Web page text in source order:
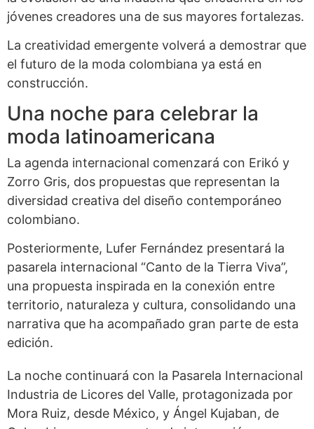
jóvenes creadores una de sus mayores fortalezas.
La creatividad emergente volverá a demostrar que
el futuro de la moda colombiana ya está en
construcción.
Una noche para celebrar la
moda latinoamericana
La agenda internacional comenzará con Erikó y
Zorro Gris, dos propuestas que representan la
diversidad creativa del diseño contemporáneo
colombiano.
Posteriormente, Lufer Fernández presentará la
pasarela internacional “Canto de la Tierra Viva”,
una propuesta inspirada en la conexión entre
territorio, naturaleza y cultura, consolidando una
narrativa que ha acompañado gran parte de esta
edición.
La noche continuará con la Pasarela Internacional
Industria de Licores del Valle, protagonizada por
Mora Ruiz, desde México, y Ángel Kujaban, de